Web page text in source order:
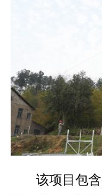
该项目包